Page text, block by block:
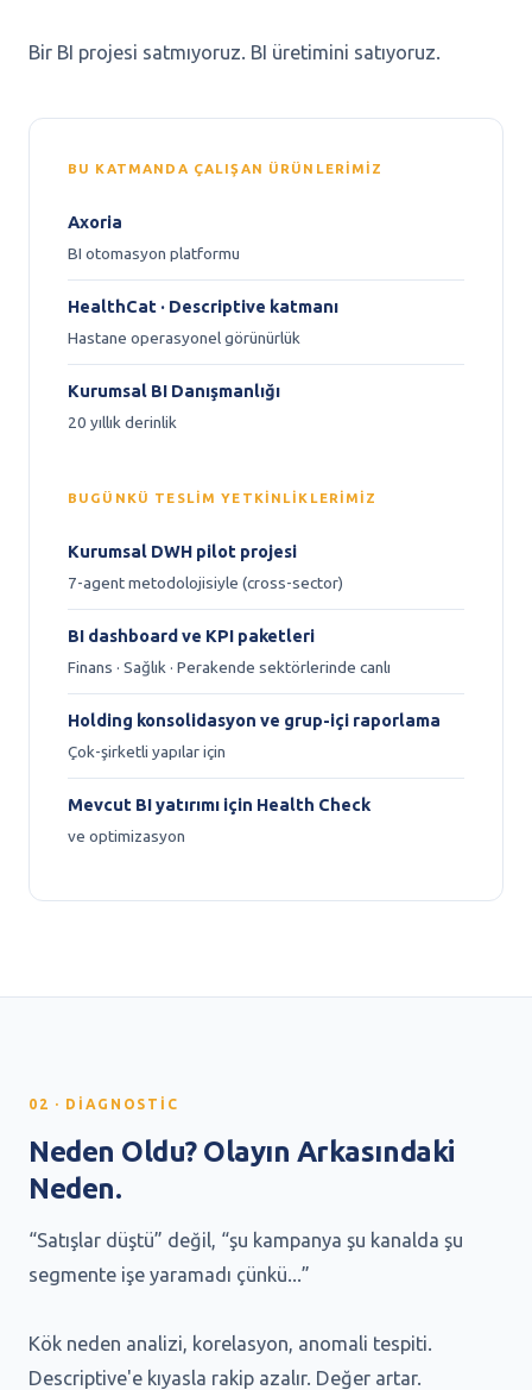
Bir BI projesi satmıyoruz. BI üretimini satıyoruz.
BU KATMANDA ÇALIŞAN ÜRÜNLERIMIZ
Axoria
BI otomasyon platformu
HealthCat · Descriptive katmanı
Hastane operasyonel görünürlük
Kurumsal BI Danışmanlığı
20 yıllık derinlik
BUGÜNKÜ TESLIM YETKINLIKLERIMIZ
Kurumsal DWH pilot projesi
7-agent metodolojisiyle (cross-sector)
BI dashboard ve KPI paketleri
Finans · Sağlık · Perakende sektörlerinde canlı
Holding konsolidasyon ve grup-içi raporlama
Çok-şirketli yapılar için
Mevcut BI yatırımı için Health Check
ve optimizasyon
02 · DIAGNOSTIC
Neden Oldu? Olayın Arkasındaki
Neden.
“Satışlar düştü” değil, “şu kampanya şu kanalda şu
segmente işe yaramadı çünkü...”
Kök neden analizi, korelasyon, anomali tespiti.
Descriptive'e kıyasla rakip azalır. Değer artar.